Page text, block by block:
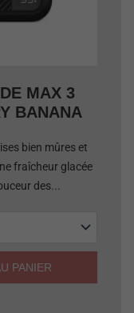
MAX 3
BANANA
bien mûres et
fraîcheur glacée
des...
PANIER